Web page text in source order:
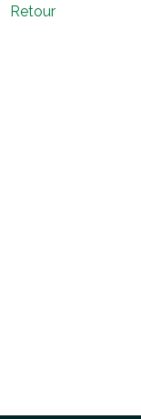
Retour